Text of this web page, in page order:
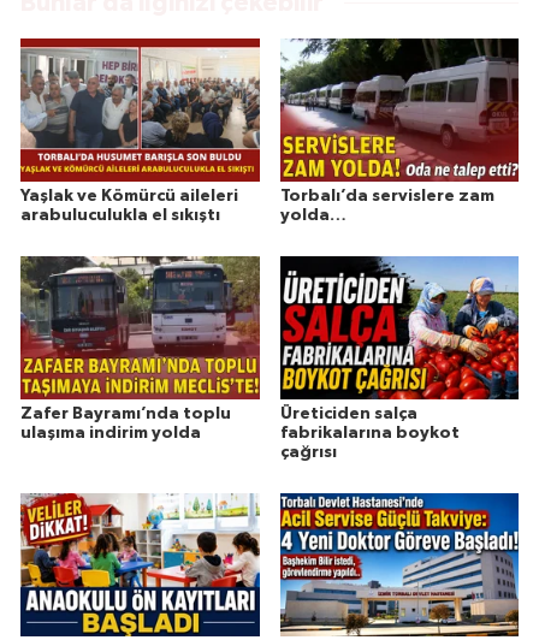
Yaşlak ve Kömürcü aileleri
arabuluculukla el sıkıştı
Torbalı’da servislere zam
yolda…
Zafer Bayramı’nda toplu
ulaşıma indirim yolda
Üreticiden salça
fabrikalarına boykot
çağrısı